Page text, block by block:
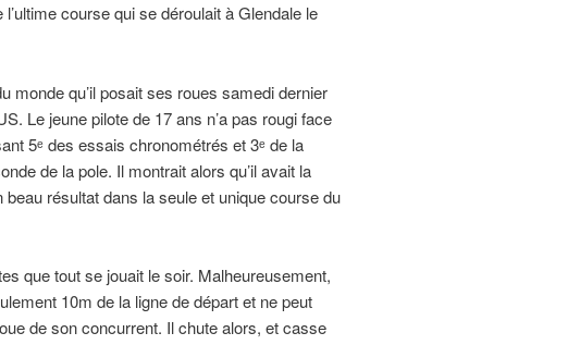
course qui se déroulait à Glendale le
monde qu’il posait ses roues samedi dernier
Le jeune pilote de 17 ans n’a pas rougi face
5ᵉ des essais chronométrés et 3ᵉ de la
de la pole. Il montrait alors qu’il avait la
résultat dans la seule et unique course du
que tout se jouait le soir. Malheureusement,
10m de la ligne de départ et ne peut
de son concurrent. Il chute alors, et casse